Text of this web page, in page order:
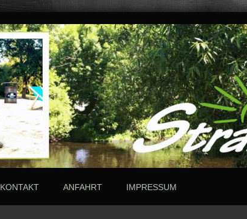
KONTAKT ANFAHRT IMPRESSUM